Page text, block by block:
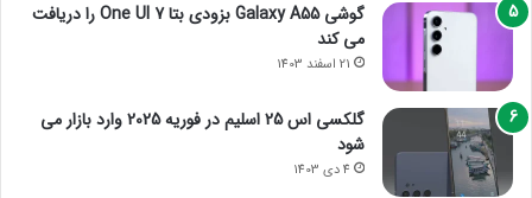
گوشی Galaxy A55 بزودی بتا One UI 7 را دریافت
می کند
21 اسفند 1403
گلکسی اس 25 اسلیم در فوریه 2025 وارد بازار می
شود
4 دی 1403